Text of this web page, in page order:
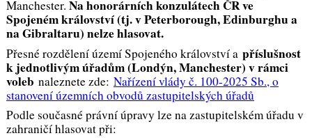
Manchester. Na honorárních konzulátech ČR ve
Spojeném království (tj. v Peterborough, Edinburghu a
na Gibraltaru) nelze hlasovat.
Přesné rozdělení území Spojeného království a příslušnost
k jednotlivým úřadům (Londýn, Manchester) v rámci
voleb naleznete zde: Nařízení vlády č. 100-2025 Sb., o
stanovení územních obvodů zastupitelských úřadů
Podle současné právní úpravy lze na zastupitelském úřadu v
zahraničí hlasovat při: